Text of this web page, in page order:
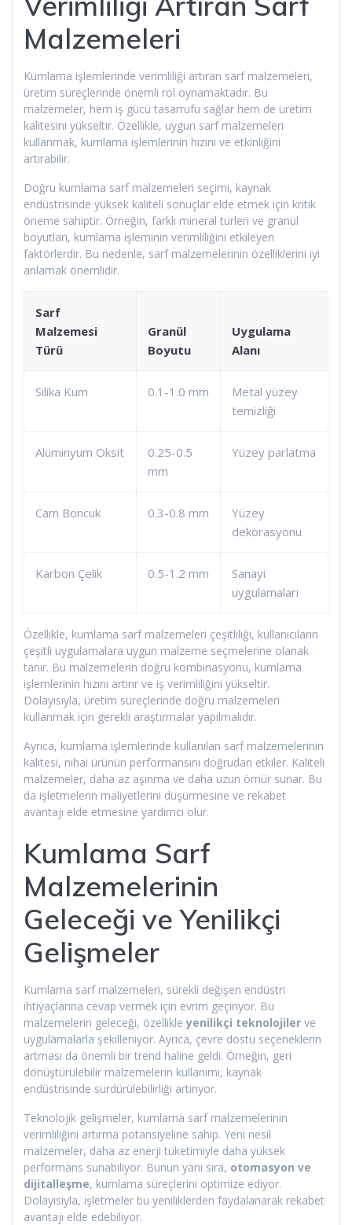
Malzemeleri
Kumlama işlemlerinde verimliliği artıran sarf malzemeleri,
üretim süreçlerinde önemli rol oynamaktadır. Bu
malzemeler, hem iş gücü tasarrufu sağlar hem de üretim
kalitesini yükseltir. Özellikle, uygun sarf malzemeleri
kullanmak, kumlama işlemlerinin hızını ve etkinliğini
artırabilir.
Doğru kumlama sarf malzemeleri seçimi, kaynak
endüstrisinde yüksek kaliteli sonuçlar elde etmek için kritik
öneme sahiptir. Örneğin, farklı mineral türleri ve granül
boyutları, kumlama işleminin verimliliğini etkileyen
faktörlerdir. Bu nedenle, sarf malzemelerinin özelliklerini iyi
anlamak önemlidir.
Sarf
Malzemesi
Türü
Granül
Boyutu
Uygulama
Alanı
Silika Kum 0.1-1.0 mm
Metal yüzey
temizliği
Alüminyum Oksit
0.25-0.5
mm
Yüzey parlatma
Cam Boncuk 0.3-0.8 mm
Yüzey
dekorasyonu
Karbon Çelik 0.5-1.2 mm
Sanayi
uygulamaları
Özellikle, kumlama sarf malzemeleri çeşitliliği, kullanıcıların
çeşitli uygulamalara uygun malzeme seçmelerine olanak
tanır. Bu malzemelerin doğru kombinasyonu, kumlama
işlemlerinin hızını artırır ve iş verimliliğini yükseltir.
Dolayısıyla, üretim süreçlerinde doğru malzemeleri
kullanmak için gerekli araştırmalar yapılmalıdır.
Ayrıca, kumlama işlemlerinde kullanılan sarf malzemelerinin
kalitesi, nihai ürünün performansını doğrudan etkiler. Kaliteli
malzemeler, daha az aşınma ve daha uzun ömür sunar. Bu
da işletmelerin maliyetlerini düşürmesine ve rekabet
avantajı elde etmesine yardımcı olur.
Kumlama Sarf
Malzemelerinin
Geleceği ve Yenilikçi
Gelişmeler
Kumlama sarf malzemeleri, sürekli değişen endüstri
ihtiyaçlarına cevap vermek için evrim geçiriyor. Bu
malzemelerin geleceği, özellikleyenilikçi teknolojiler ve
uygulamalarla şekilleniyor. Ayrıca, çevre dostu seçeneklerin
artması da önemli bir trend haline geldi. Örneğin, geri
dönüştürülebilir malzemelerin kullanımı, kaynak
endüstrisinde sürdürülebilirliği artırıyor.
Teknolojik gelişmeler, kumlama sarf malzemelerinin
verimliliğini artırma potansiyeline sahip. Yeni nesil
malzemeler, daha az enerji tüketimiyle daha yüksek
performans sunabiliyor. Bunun yanı sıra, otomasyon ve
dijitalleşme, kumlama süreçlerini optimize ediyor.
Dolayısıyla, işletmeler bu yeniliklerden faydalanarak rekabet
avantajı elde edebiliyor.